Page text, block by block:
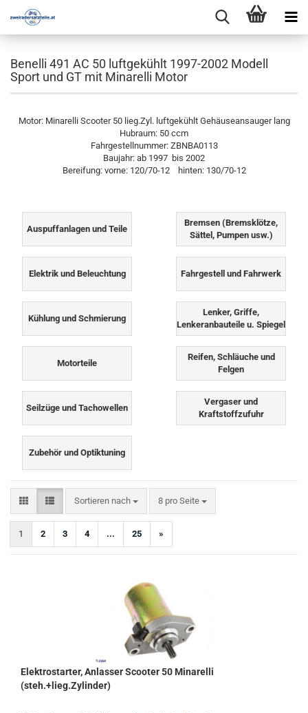
Benelli 491 AC 50 luftgekühlt 1997-2002 Modell
Sport und GT mit Minarelli Motor
Motor: Minarelli Scooter 50 lieg.Zyl. luftgekühlt Gehäuseansauger lang
Hubraum: 50 ccm
Fahrgestellnummer: ZBNBA0113
Baujahr: ab 1997 bis 2002
Bereifung: vorne: 120/70-12 hinten: 130/70-12
Auspuffanlagen und Teile
Bremsen (Bremsklötze,
Sättel, Pumpen usw.)
Elektrik und Beleuchtung Fahrgestell und Fahrwerk
Kühlung und Schmierung
Lenker, Griffe,
Lenkeranbauteile u. Spiegel
Motorteile
Reifen, Schläuche und
Felgen
Seilzüge und Tachowellen
Vergaser und
Kraftstoffzufuhr
Zubehör und Optiktuning
Sortieren nach
Sortieren nach 8 pro Seite
pro Seite
1 2 3 4 ... 25 »
Elektrostarter, Anlasser Scooter 50 Minarelli
(steh.+lieg.Zylinder)